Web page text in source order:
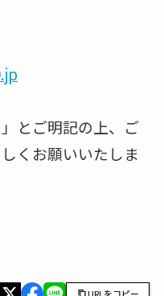
とご明記の上、ご
くお願いいたしま